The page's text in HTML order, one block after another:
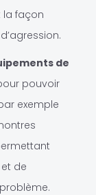
la façon
de
pouvoir
exemple
de